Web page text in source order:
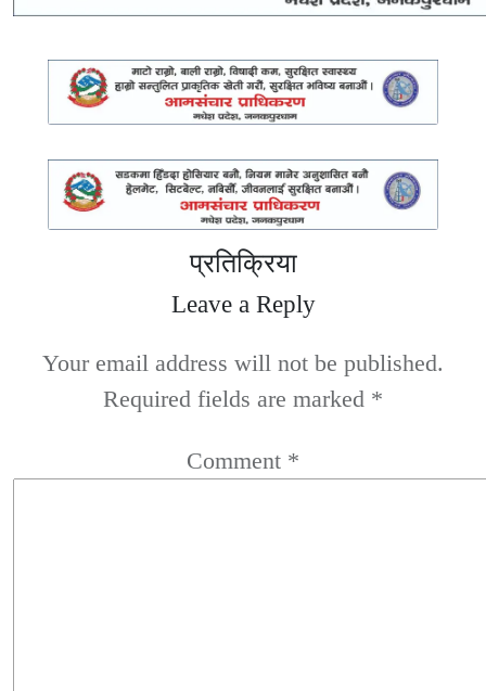
प्रतिक्रिया
Leave a Reply
Your email address will not be published.
Required fields are marked *
Comment *